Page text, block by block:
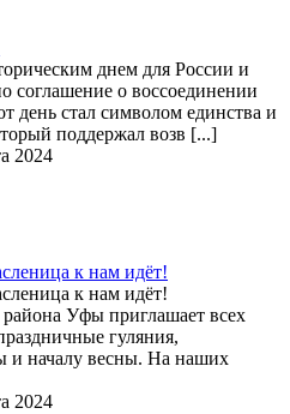
днем для России и
соглашение о воссоединении
день стал символом единства и
поддержал возв [...]
2024
к нам идёт!
к нам идёт!
Уфы приглашает всех
гуляния,
и началу весны. На наших
2024